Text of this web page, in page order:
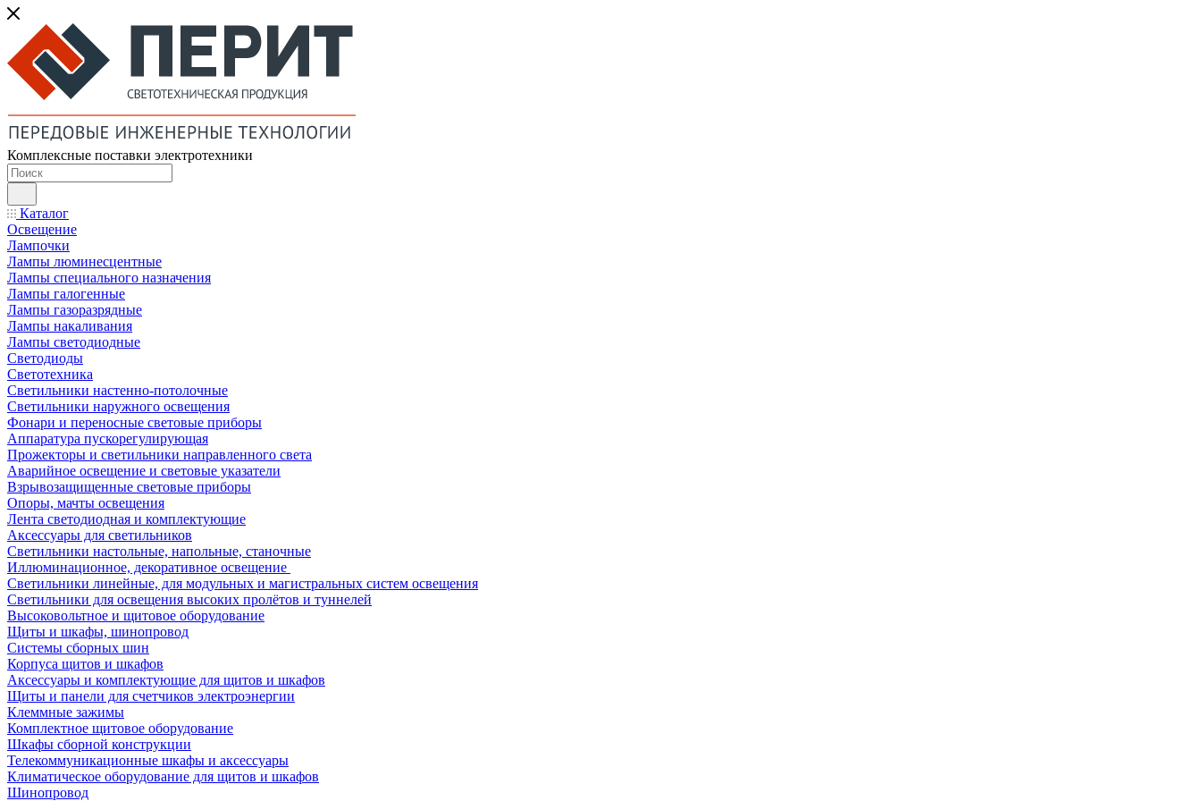
Комплексные поставки электротехники
Каталог
Освещение
Лампочки
Лампы люминесцентные
Лампы специального назначения
Лампы галогенные
Лампы газоразрядные
Лампы накаливания
Лампы светодиодные
Светодиоды
Светотехника
Светильники настенно-потолочные
Светильники наружного освещения
Фонари и переносные световые приборы
Аппаратура пускорегулирующая
Прожекторы и светильники направленного света
Аварийное освещение и световые указатели
Взрывозащищенные световые приборы
Опоры, мачты освещения
Лента светодиодная и комплектующие
Аксессуары для светильников
Светильники настольные, напольные, станочные
Иллюминационное, декоративное освещение
Светильники линейные, для модульных и магистральных систем освещения
Светильники для освещения высоких пролётов и туннелей
Высоковольтное и щитовое оборудование
Щиты и шкафы, шинопровод
Системы сборных шин
Корпуса щитов и шкафов
Аксессуары и комплектующие для щитов и шкафов
Щиты и панели для счетчиков электроэнергии
Клеммные зажимы
Комплектное щитовое оборудование
Шкафы сборной конструкции
Телекоммуникационные шкафы и аксессуары
Климатическое оборудование для щитов и шкафов
Шинопровод